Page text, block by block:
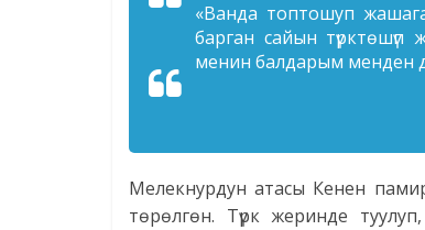
«Ванда топтошуп
барган сайын
менин балдарым менден
Мелекнурдун атасы Кенен
төрөлгөн. Түрк жеринде